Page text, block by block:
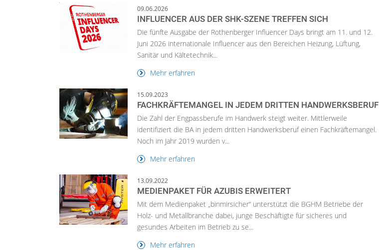
09.06.2026
INFLUENCER AUS DER SHK-SZENE TREFFEN SICH
Die fünfte Ausgabe der Rothenberger Influencer Days bringt am 11. und 12.
Juni 2026 internationale Influencer aus den Bereichen Heizung, Lüftung,
Sanitär und Kältetechnik...
Mehr erfahren
15.09.2023
FACHKRÄFTEMANGEL IN JEDEM DRITTEN HANDWERKSBERUF
Die Zahl der Engpassberufe im Handwerk steigt weiter. Mittlerweile
identifiziert die BA in jedem dritten Handwerksberuf einen Fachkräftemangel.
Noch im Jahr 2019 wurden v...
Mehr erfahren
13.09.2022
MEDIENPAKET FÜR AZUBIS ERWEITERT
Mit dem Medienpaket „binmirsicher“ unterstützt die BGHM Betriebe der
Holz- und Metallbranche dabei, junge Beschäftigte für sicheres und
gesundes Arbeiten im Betrieb zu se...
Mehr erfahren